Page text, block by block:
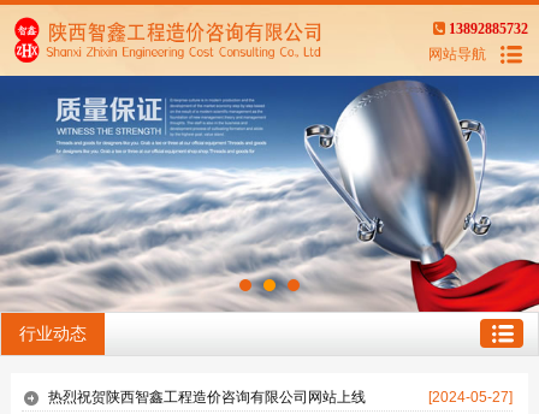
13892885732
网站导航
行业动态
[2024-05-27]
热烈祝贺陕西智鑫工程造价咨询有限公司网站上线